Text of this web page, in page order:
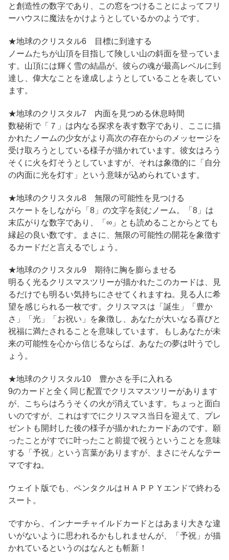
と創造性の数字であり、この窓をつけることによってフリ
ーハウスに魔法をかけようとしているかのようです。
★地球のクリスタル6 目標に到達する
ノームたちが山頂を目指して険しい山の斜面を登っていま
す。山頂には輝く雪の結晶が。彼らの魂が最高レベルに到
達し、偉大なことを達成しようとしていることを表してい
ます。
★地球のクリスタル7 内面を見つめる休息時間
数秘術で「７」は内なる探求を表す数字であり、ここに描
かれたノームの少女がより高次の存在からのメッセージを
受け取ろうとしている様子が描かれています。彼女はろう
そくに火を灯そうとしていますが、それは象徴的に「自分
の内面に光を灯す」という意味が込められています。
★地球のクリスタル8 無限の可能性を見つける
スケートをしながら「8」の文字を刻むノーム。「8」は
末広がりな数字であり、「∞」とも読めることからとても
縁起の良い数です。まさに、無限の可能性の開花を象徴す
るカードだと言えるでしょう。
★地球のクリスタル9 期待に胸を膨らませる
明るく光るクリスマスツリーが描かれたこのカードは、見
るだけでも明るい気持ちにさせてくれますね。見る人に希
望を感じられる一枚です。クリスマスは「誕生」「豊か
さ」「光」「お祝い」を象徴し、あなたが大いなる喜びと
祝福に満たされることを意味しています。もしあなたが未
来の可能性を心から信じるならば、あなたの夢は叶うでし
ょう。
★地球のクリスタル10 豊かさを手に入れる
9のカードと全く同じ配置でクリスマスツリーがあります
が、こちらはろうそくの火が消えています。ちょっと面白
いのですが、これはすでにクリスマス当日を迎えて、プレ
ゼントも開封した後の様子が描かれたカードあのです。願
ったことがすでに叶ったこと前提で祝うということを意味
する「予祝」という言葉がありますが、まさにそんなテー
マですね。
ウェイト版でも、ペンタクルはＨＡＰＰＹエンドで終わる
スート。
ですから、インナーチャイルドカードとはあまり大きな違
いがないように思われるかもしれませんが、「予祝」が描
かれているというのはなんとも斬新！